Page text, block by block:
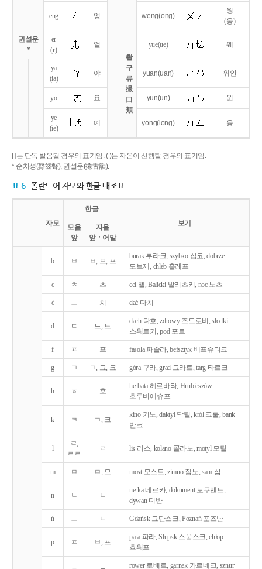
eng 엉 weng(ong)
웡
(웅)
권설운
*
er
(r)
얼
촬
구
류
撮
口
類
yue(ue) 웨
ya
(ia)
야 yuan(uan) 위안
yo 요 yun(un) 윈
ye
(ie)
예 yong(iong) 융
[ ]는 단독 발음될 경우의 표기임. ( )는 자음이 선행할 경우의 표기임.
* 순치성(脣齒聲), 권설운(捲舌韻).
표 6 폴란드어 자모와 한글 대조표
자모
한글
보기
모음
앞
자음
앞ㆍ어말
b ㅂ ㅂ, 브, 프
burak 부라크, szybko 십코, dobrze
도브제, chleb 흘레프
c ㅊ 츠 cel 첼, Balicki 발리츠키, noc 노츠
ć ㅡ 치 dać 다치
d ㄷ 드, 트
dach 다흐, zdrowy 즈드로비, słodki
스워트키, pod 포트
f ㅍ 프 fasola 파솔라, befsztyk 베프슈티크
g ㄱ ㄱ, 그, 크 góra 구라, grad 그라트, targ 타르크
h ㅎ 흐
herbata 헤르바타, Hrubieszów
흐루비에슈프
k ㅋ ㄱ, 크
kino 키노, daktyl 닥틸, król 크룰, bank
반크
l
ㄹ,
ㄹㄹ
ㄹ lis 리스, kolano 콜라노, motyl 모틸
m ㅁ ㅁ, 므 most 모스트, zimno 짐노, sam 삼
n ㄴ ㄴ
nerka 네르카, dokument 도쿠멘트,
dywan 디반
ń ㅡ ㄴ Gdańsk 그단스크, Poznań 포즈난
p ㅍ ㅂ, 프
para 파라, Słupsk 스웁스크, chłop
흐워프
rower 로베르, garnek 가르네크, sznur